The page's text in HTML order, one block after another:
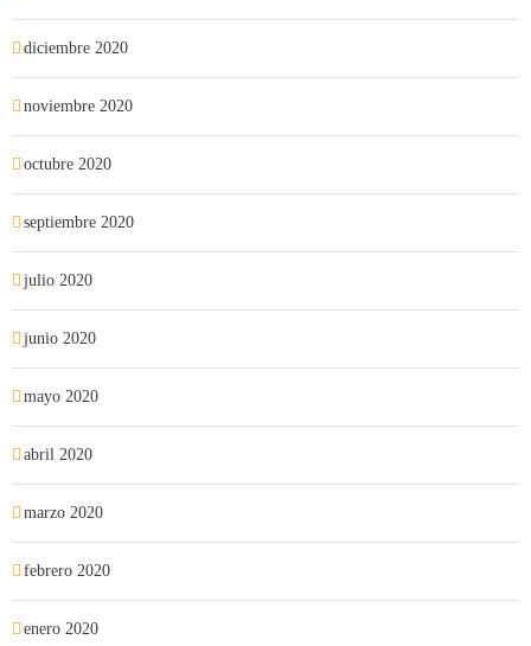
diciembre 2020
noviembre 2020
octubre 2020
septiembre 2020
julio 2020
junio 2020
mayo 2020
abril 2020
marzo 2020
febrero 2020
enero 2020